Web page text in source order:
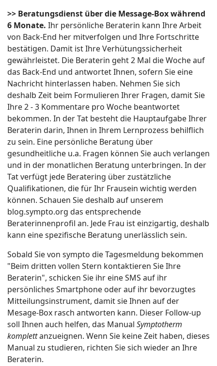
>> Beratungsdienst über die Message-Box während
6 Monate. Ihr persönliche Beraterin kann Ihre Arbeit
von Back-End her mitverfolgen und Ihre Fortschritte
bestätigen. Damit ist Ihre Verhütungssicherheit
gewährleistet. Die Beraterin geht 2 Mal die Woche auf
das Back-End und antwortet Ihnen, sofern Sie eine
Nachricht hinterlassen haben. Nehmen Sie sich
deshalb Zeit beim Formulieren Ihrer Fragen, damit Sie
Ihre 2 - 3 Kommentare pro Woche beantwortet
bekommen. In der Tat besteht die Hauptaufgabe Ihrer
Beraterin darin, Ihnen in Ihrem Lernprozess behilflich
zu sein. Eine persönliche Beratung über
gesundheitliche u.a. Fragen können Sie auch verlangen
und in der monatlichen Beratung unterbringen. In der
Tat verfügt jede Beratering über zustätzliche
Qualifikationen, die für Ihr Frausein wichtig werden
können. Schauen Sie deshalb auf unserem
blog.sympto.org das entsprechende
Beraterinnenprofil an. Jede Frau ist einzigartig, deshalb
kann eine spezifische Beratung unerlässlich sein.
Sobald Sie von sympto die Tagesmeldung bekommen
"Beim dritten vollen Stern kontaktieren Sie Ihre
Beraterin", schicken Sie ihr eine SMS auf ihr
persönliches Smartphone oder auf ihr bevorzugtes
Mitteilungsinstrument, damit sie Ihnen auf der
Mesage-Box rasch antworten kann. Dieser Follow-up
soll Ihnen auch helfen, das Manual Symptotherm
komplettanzueignen. Wenn Sie keine Zeit haben, dieses
Manual zu studieren, richten Sie sich wieder an Ihre
Beraterin.